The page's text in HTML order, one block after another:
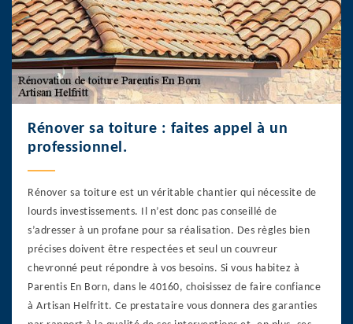
Rénover sa toiture : faites appel à un
professionnel.
Rénover sa toiture est un véritable chantier qui nécessite de
lourds investissements. Il n’est donc pas conseillé de
s’adresser à un profane pour sa réalisation. Des règles bien
précises doivent être respectées et seul un couvreur
chevronné peut répondre à vos besoins. Si vous habitez à
Parentis En Born, dans le 40160, choisissez de faire confiance
à Artisan Helfritt. Ce prestataire vous donnera des garanties